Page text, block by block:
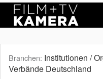
Branchen: Institutionen /
Verbände Deutschland